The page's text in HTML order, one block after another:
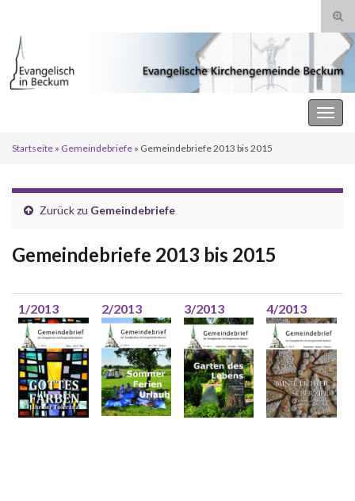
Startseite » Gemeindebriefe » Gemeindebriefe 2013 bis 2015
Zurück zu Gemeindebriefe
Gemeindebriefe 2013 bis 2015
1/2013 2/2013 3/2013 4/2013